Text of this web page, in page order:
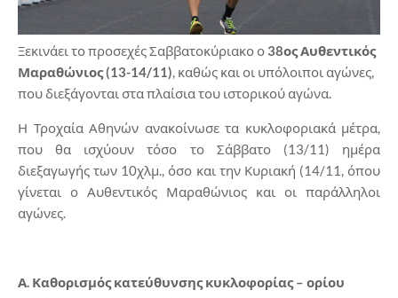
Ξεκινάει το προσεχές Σαββατοκύριακο ο 38ος Αυθεντικός
Μαραθώνιος (13-14/11), καθώς και οι υπόλοιποι αγώνες,
που διεξάγονται στα πλαίσια του ιστορικού αγώνα.
Η Τροχαία Αθηνών ανακοίνωσε τα κυκλοφοριακά μέτρα,
που θα ισχύουν τόσο το Σάββατο (13/11) ημέρα
διεξαγωγής των 10χλμ., όσο και την Κυριακή (14/11, όπου
γίνεται ο Αυθεντικός Μαραθώνιος και οι παράλληλοι
αγώνες.
Α. Καθορισμός κατεύθυνσης κυκλοφορίας – ορίου